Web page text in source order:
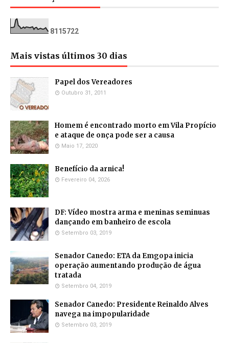
81 15722
Mais vistas últimos 30 dias
Papel dos Vereadores
Outubro 31, 2011
Homem é encontrado morto em Vila Propício
e ataque de onça pode ser a causa
Maio 17, 2020
Benefício da arnica!
Fevereiro 04, 2026
DF: Vídeo mostra arma e meninas seminuas
dançando em banheiro de escola
Setembro 03, 2019
Senador Canedo: ETA da Emgopa inicia
operação aumentando produção de água
tratada
Setembro 04, 2019
Senador Canedo: Presidente Reinaldo Alves
navega na impopularidade
Setembro 03, 2019